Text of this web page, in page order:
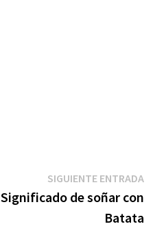
SIGUIENTE ENTRADA
Significado de soñar con
Batata